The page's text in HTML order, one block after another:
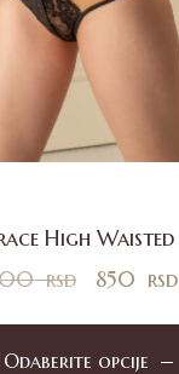
High Waisted
rsd 850 rsd
Odaberite opcije